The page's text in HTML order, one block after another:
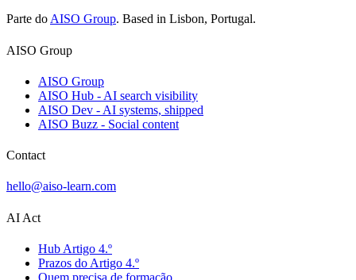
Parte do AISO Group. Based in Lisbon, Portugal.
AISO Group
AISO Group
AISO Hub - AI search visibility
AISO Dev - AI systems, shipped
AISO Buzz - Social content
Contact
hello@aiso-learn.com
AI Act
Hub Artigo 4.º
Prazos do Artigo 4.º
Quem precisa de formação